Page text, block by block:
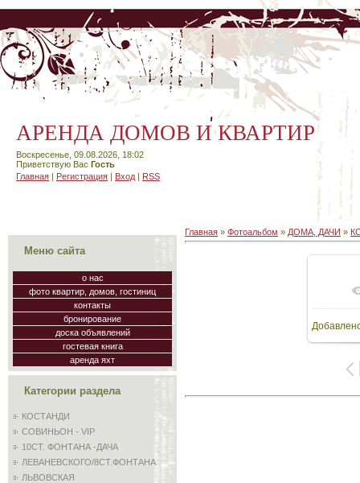
АРЕНДА ДОМОВ И КВАРТИР
Воскресенье, 09.08.2026, 18:02
Приветствую Вас Гость
Главная | Регистрация | Вход | RSS
Меню сайта
о нас
фото квартир, домов, гостиниц
контакты
бронирование
доска объявлений
гостевая книга
аренда яхт
Категории раздела
КОСТАНДИ
СОВИНЬОН - VIP
10СТ. ФОНТАНА -ДАЧА
ЛЕВАНЕВСКОГО/8СТ.ФОНТАНА
ЛЬВОВСКАЯ
Главная » Фотоальбом » ДОМА, ДАЧИ »